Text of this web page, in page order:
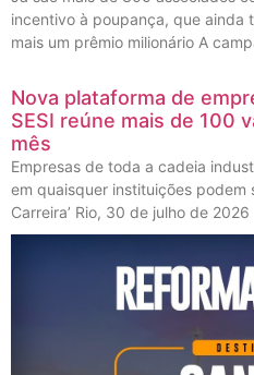
incentivo à poupança, que ainda
mais um prêmio milionário A
Nova plataforma de
SESI reúne mais de 100
mês
Empresas de toda a cadeia
em quaisquer instituições podem
Carreira’ Rio, 30 de julho de 2026